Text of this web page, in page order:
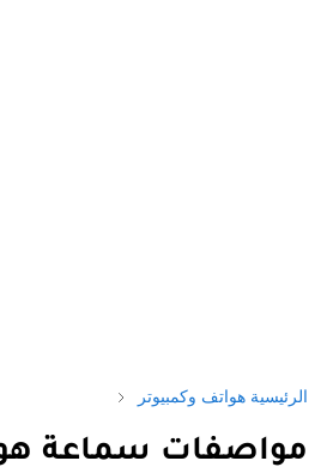
الرئيسية هواتف وكمبيوتر
مواصفات سماعة